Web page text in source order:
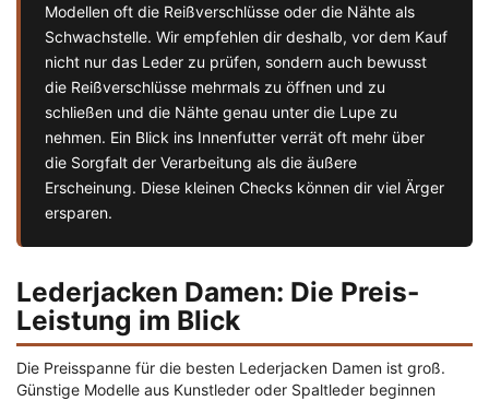
Modellen oft die Reißverschlüsse oder die Nähte als
Schwachstelle. Wir empfehlen dir deshalb, vor dem Kauf
nicht nur das Leder zu prüfen, sondern auch bewusst
die Reißverschlüsse mehrmals zu öffnen und zu
schließen und die Nähte genau unter die Lupe zu
nehmen. Ein Blick ins Innenfutter verrät oft mehr über
die Sorgfalt der Verarbeitung als die äußere
Erscheinung. Diese kleinen Checks können dir viel Ärger
ersparen.
Lederjacken Damen: Die Preis-
Leistung im Blick
Die Preisspanne für die besten Lederjacken Damen ist groß.
Günstige Modelle aus Kunstleder oder Spaltleder beginnen